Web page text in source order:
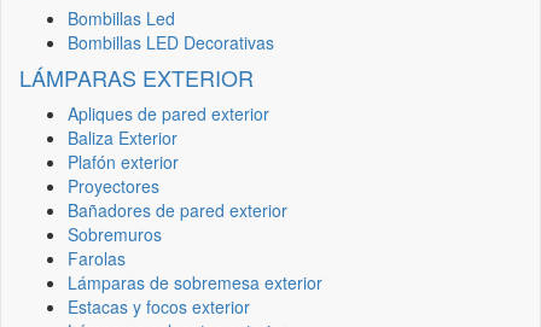
Bombillas Led
Bombillas LED Decorativas
LÁMPARAS EXTERIOR
Apliques de pared exterior
Baliza Exterior
Plafón exterior
Proyectores
Bañadores de pared exterior
Sobremuros
Farolas
Lámparas de sobremesa exterior
Estacas y focos exterior